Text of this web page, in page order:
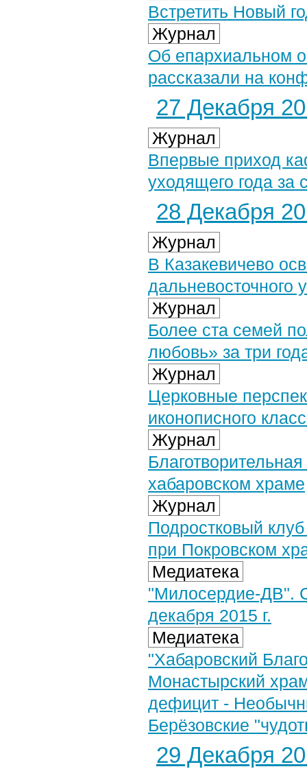
Встретить Новый
Журнал
Об епархиальном
рассказали на
27 Декабря
Журнал
Впервые приход
уходящего года за
28 Декабря
Журнал
В Казакевичево
дальневосточного
Журнал
Более ста семей
любовь» за три
Журнал
Церковные
иконописного
Журнал
хабаровском храме
Журнал
Подростковый
при Покровском
Медиатека
"Милосердие-ДВ".
декабря 2015 г.
Медиатека
"Хабаровский
Монастырский
дефицит -
Берёзовские
29 Декабря